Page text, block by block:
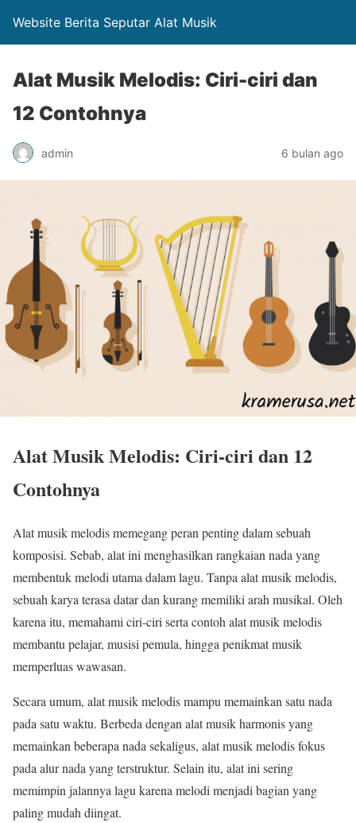
Website Berita Seputar Alat Musik
Alat Musik Melodis: Ciri-ciri dan
12 Contohnya
admin 6 bulan ago
Alat Musik Melodis: Ciri-ciri dan 12
Contohnya
Alat musik melodis memegang peran penting dalam sebuah
komposisi. Sebab, alat ini menghasilkan rangkaian nada yang
membentuk melodi utama dalam lagu. Tanpa alat musik melodis,
sebuah karya terasa datar dan kurang memiliki arah musikal. Oleh
karena itu, memahami ciri-ciri serta contoh alat musik melodis
membantu pelajar, musisi pemula, hingga penikmat musik
memperluas wawasan.
Secara umum, alat musik melodis mampu memainkan satu nada
pada satu waktu. Berbeda dengan alat musik harmonis yang
memainkan beberapa nada sekaligus, alat musik melodis fokus
pada alur nada yang terstruktur. Selain itu, alat ini sering
memimpin jalannya lagu karena melodi menjadi bagian yang
paling mudah diingat.